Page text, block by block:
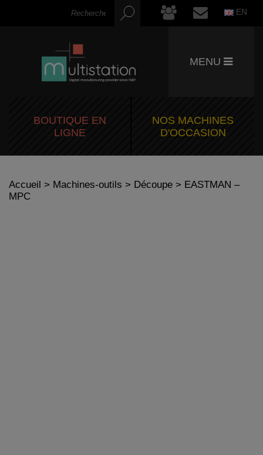
EN
MENU
BOUTIQUE EN
LIGNE
NOS MACHINES
D'OCCASION
Accueil > Machines-outils > Découpe > EASTMAN –
MPC